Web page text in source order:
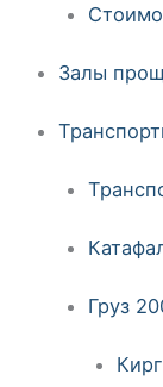
Залы
Груз